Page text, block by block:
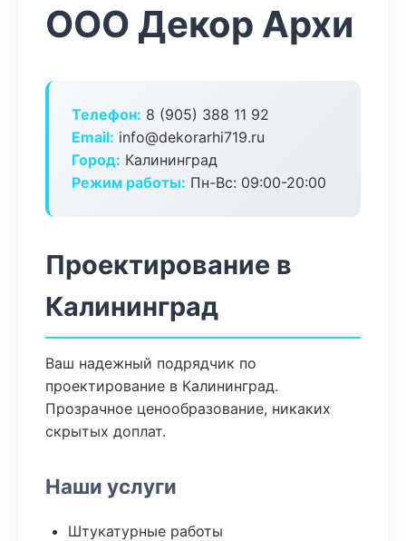
ООО Декор Архи
Телефон: 8 (905) 388 11 92
Email: info@dekorarhi719.ru
Город: Калининград
Режим работы: Пн-Вс: 09:00-20:00
Проектирование в
Калининград
Ваш надежный подрядчик по
проектирование в Калининград.
Прозрачное ценообразование, никаких
скрытых доплат.
Наши услуги
Штукатурные работы